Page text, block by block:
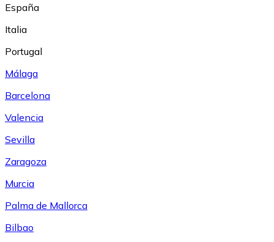
España
Italia
Portugal
Málaga
Barcelona
Valencia
Sevilla
Zaragoza
Murcia
Palma de Mallorca
Bilbao